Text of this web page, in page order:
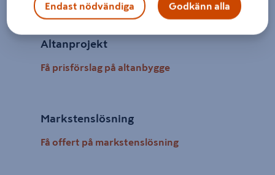
Altanprojekt
Få prisförslag på altanbygge
Markstenslösning
Få offert på markstenslösning
Endast nödvändiga Godkänn alla